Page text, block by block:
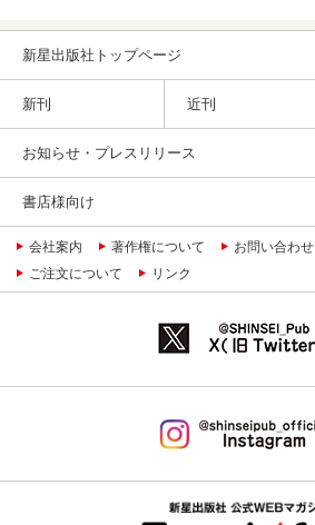
新星出版社トップページ
新刊 近刊
お知らせ・プレスリリース
書店様向け
会社案内 著作権について お問い合わせ
ご注文について
リンク